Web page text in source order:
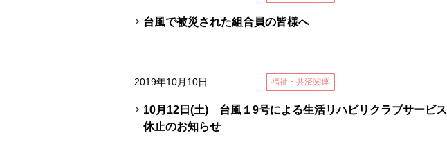
台風で被災された組合員の皆様へ
2019年10月10日 福祉・共済関連
10月12日(土) 台風１9号による生活リハビリクラブサービス
休止のお知らせ